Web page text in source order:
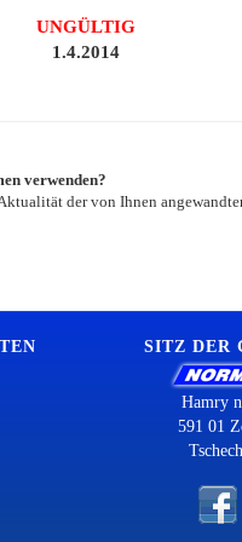
UNGÜLTIG
1.4.2014
verwenden?
der von Ihnen
SITZ DER
Hamry
591 01